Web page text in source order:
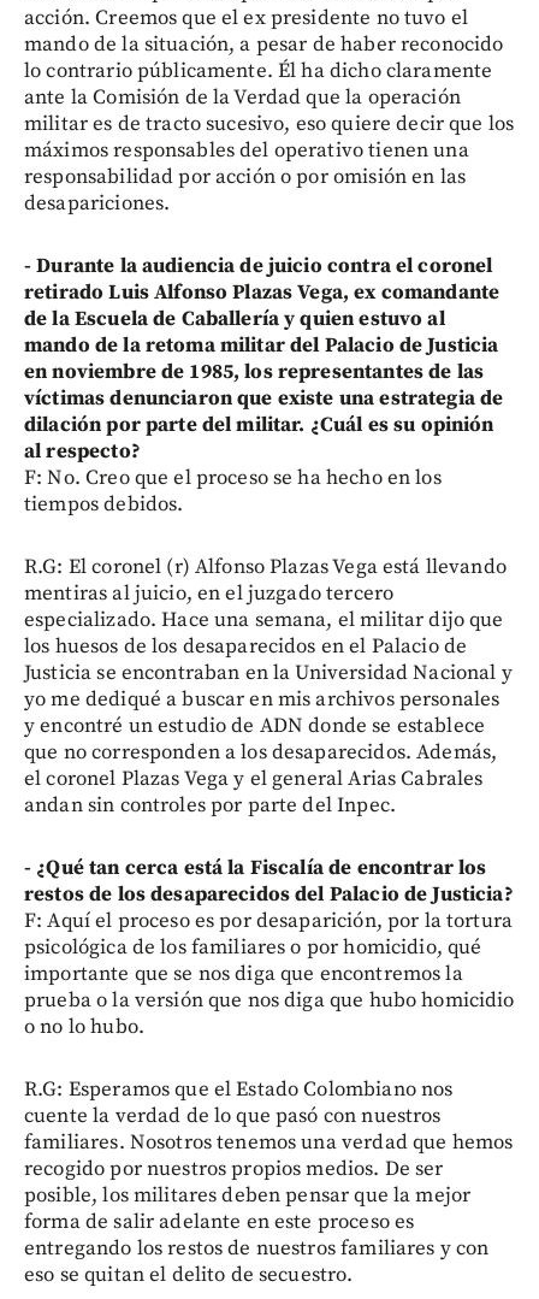
acción. Creemos que el ex presidente no tuvo el
mando de la situación, a pesar de haber reconocido
lo contrario públicamente. Él ha dicho claramente
ante la Comisión de la Verdad que la operación
militar es de tracto sucesivo, eso quiere decir que los
máximos responsables del operativo tienen una
responsabilidad por acción o por omisión en las
desapariciones.
- Durante la audiencia de juicio contra el coronel
retirado Luis Alfonso Plazas Vega, ex comandante
de la Escuela de Caballería y quien estuvo al
mando de la retoma militar del Palacio de Justicia
en noviembre de 1985, los representantes de las
víctimas denunciaron que existe una estrategia de
dilación por parte del militar. ¿Cuál es su opinión
al respecto?
F: No. Creo que el proceso se ha hecho en los
tiempos debidos.
R.G: El coronel (r) Alfonso Plazas Vega está llevando
mentiras al juicio, en el juzgado tercero
especializado. Hace una semana, el militar dijo que
los huesos de los desaparecidos en el Palacio de
Justicia se encontraban en la Universidad Nacional y
yo me dediqué a buscar en mis archivos personales
y encontré un estudio de ADN donde se establece
que no corresponden a los desaparecidos. Además,
el coronel Plazas Vega y el general Arias Cabrales
andan sin controles por parte del Inpec.
- ¿Qué tan cerca está la Fiscalía de encontrar los
restos de los desaparecidos del Palacio de Justicia?
F: Aquí el proceso es por desaparición, por la tortura
psicológica de los familiares o por homicidio, qué
importante que se nos diga que encontremos la
prueba o la versión que nos diga que hubo homicidio
o no lo hubo.
R.G: Esperamos que el Estado Colombiano nos
cuente la verdad de lo que pasó con nuestros
familiares. Nosotros tenemos una verdad que hemos
recogido por nuestros propios medios. De ser
posible, los militares deben pensar que la mejor
forma de salir adelante en este proceso es
entregando los restos de nuestros familiares y con
eso se quitan el delito de secuestro.